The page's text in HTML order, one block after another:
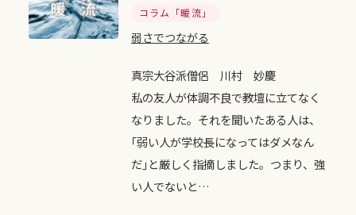
コラム「暖流」
弱さでつながる
真宗大谷派僧侶 川村 妙慶
私の友人が体調不良で教壇に立てなく
なりました。それを聞いたある人は、
｢弱い人が学校長になってはダメなん
だ｣と厳しく指摘しました。つまり、強
い人でないと…